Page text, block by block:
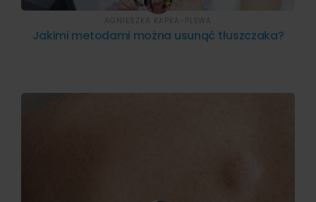
Jakimi metodami można usunąć tłuszczaka?
AGNIESZKA KAPKA-PLEWA